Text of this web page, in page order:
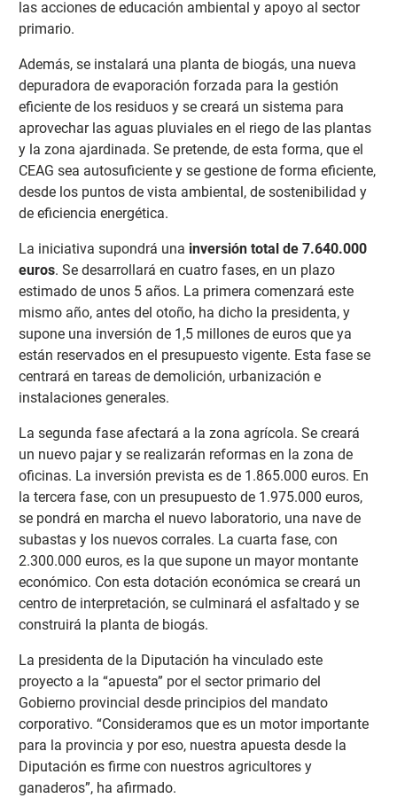
las acciones de educación ambiental y apoyo al sector
primario.
Además, se instalará una planta de biogás, una nueva
depuradora de evaporación forzada para la gestión
eficiente de los residuos y se creará un sistema para
aprovechar las aguas pluviales en el riego de las plantas
y la zona ajardinada. Se pretende, de esta forma, que el
CEAG sea autosuficiente y se gestione de forma eficiente,
desde los puntos de vista ambiental, de sostenibilidad y
de eficiencia energética.
La iniciativa supondrá una inversión total de 7.640.000
euros. Se desarrollará en cuatro fases, en un plazo
estimado de unos 5 años. La primera comenzará este
mismo año, antes del otoño, ha dicho la presidenta, y
supone una inversión de 1,5 millones de euros que ya
están reservados en el presupuesto vigente. Esta fase se
centrará en tareas de demolición, urbanización e
instalaciones generales.
La segunda fase afectará a la zona agrícola. Se creará
un nuevo pajar y se realizarán reformas en la zona de
oficinas. La inversión prevista es de 1.865.000 euros. En
la tercera fase, con un presupuesto de 1.975.000 euros,
se pondrá en marcha el nuevo laboratorio, una nave de
subastas y los nuevos corrales. La cuarta fase, con
2.300.000 euros, es la que supone un mayor montante
económico. Con esta dotación económica se creará un
centro de interpretación, se culminará el asfaltado y se
construirá la planta de biogás.
La presidenta de la Diputación ha vinculado este
proyecto a la “apuesta” por el sector primario del
Gobierno provincial desde principios del mandato
corporativo. “Consideramos que es un motor importante
para la provincia y por eso, nuestra apuesta desde la
Diputación es firme con nuestros agricultores y
ganaderos”, ha afirmado.